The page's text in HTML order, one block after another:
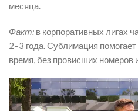
месяца.
Факт: в корпоративных лигах
2–3 года. Сублимация
время, без провисших номеров